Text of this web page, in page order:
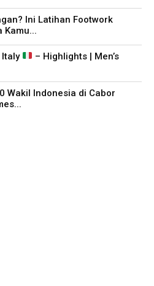
Ini Latihan Footwork
Kamu...
Italy
– Highlights | Men’s
Wakil Indonesia di Cabor